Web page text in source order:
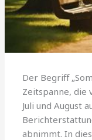
Der Begriff
Zeitspanne, die
Juli und August
abnimmt. In